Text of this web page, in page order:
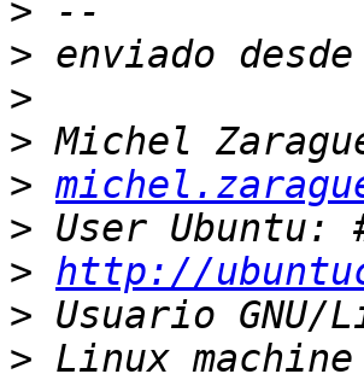
>
>
>
>
>
>
> http://
>
>